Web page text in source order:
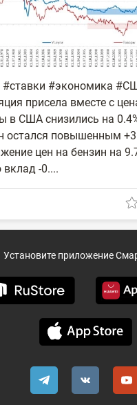
#ставки #экономика
присела вместе с
в США снизились на
остался повышенным
цен на бензин на
вклад -0....
Установите приложение